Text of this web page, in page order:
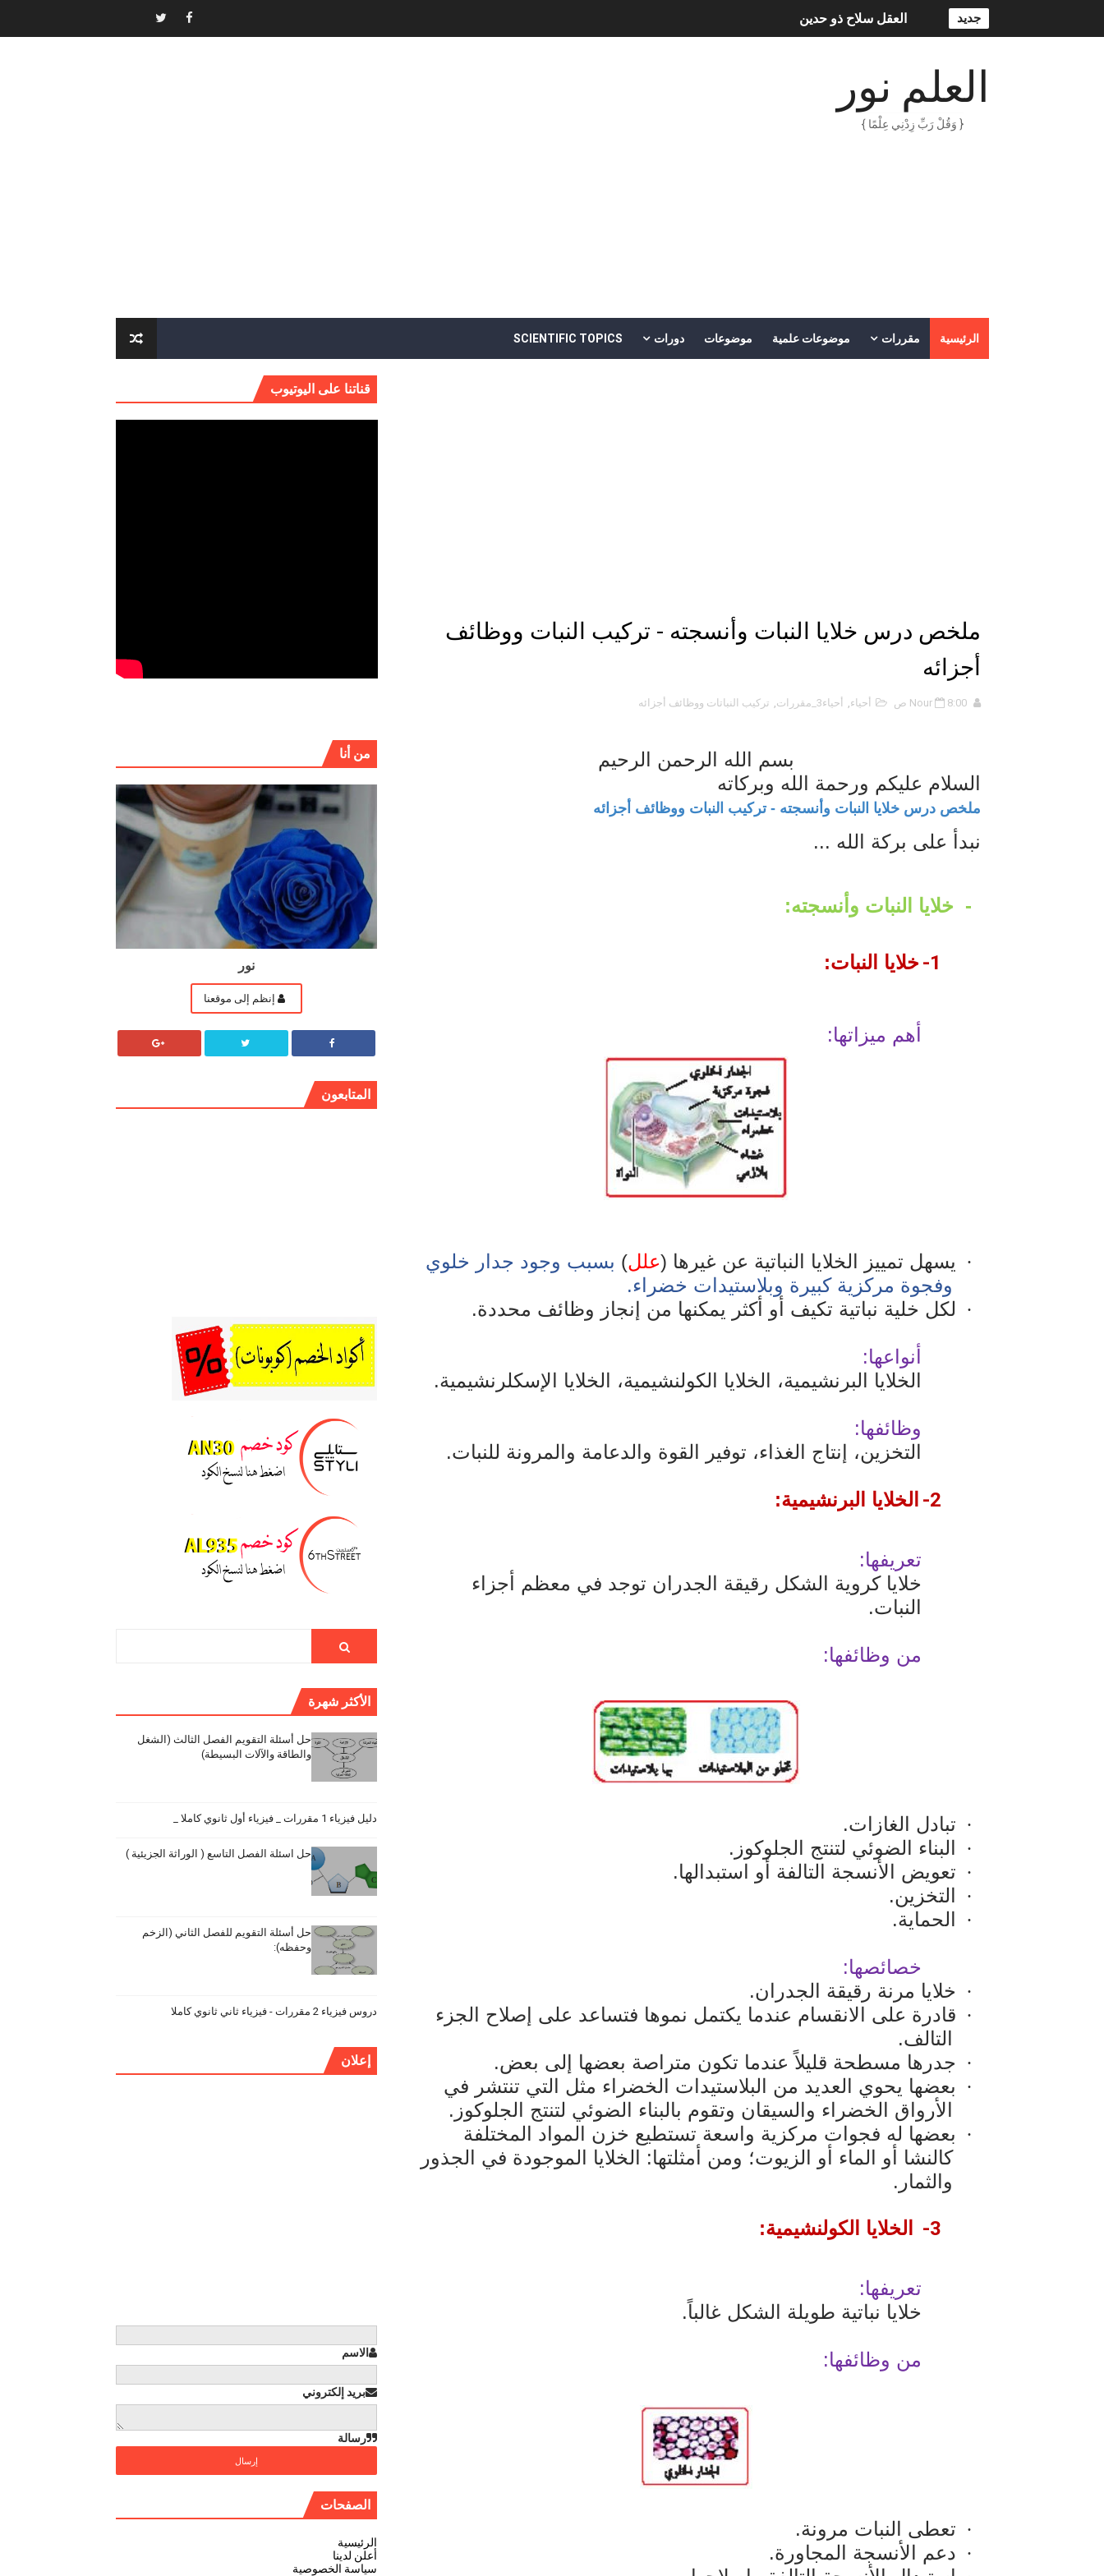
جديد العقل سلاح ذو حدين
الذكاء المالي
الانحراف المعياري وكيفية حسابه
اختبار مقنن 5 – المول
حل أسئلة الفصل الخامس – المول
الذكاء الاصطناعي: الثورة التكنولوجية الحديثة
أمن المعلومات بلغة ميسرة – د. خالد بن سليمان الغثبر و د.مهندس / محمد بن عبد الله القحطاني
الكتابة الإبداعية
العلم نور
{ وَقُلْ رَبِّ زِدْنِي عِلْمًا }
الرئيسية مقررات موضوعات علمية موضوعات دورات SCIENTIFIC TOPICS
ملخص درس خلايا النبات وأنسجته - تركيب النبات ووظائف
أجزائه
Nour 8:00 ص أحياء, أحياء3_مقررات , تركيب النباتات ووظائف أجزائه
بسم الله الرحمن الرحيم
السلام عليكم ورحمة الله وبركاته
ملخص درس خلايا النبات وأنسجته - تركيب النبات ووظائف أجزائه
نبدأ على بركة الله ...
- خلايا النبات وأنسجته:
1- خلايا النبات:
أهم ميزاتها:
· يسهل تمييز الخلايا النباتية عن غيرها (علل) بسبب وجود جدار خلوي
وفجوة مركزية كبيرة وبلاستيدات خضراء.
· لكل خلية نباتية تكيف أو أكثر يمكنها من إنجاز وظائف محددة.
أنواعها:
الخلايا البرنشيمية، الخلايا الكولنشيمية، الخلايا الإسكلرنشيمية.
وظائفها:
التخزين، إنتاج الغذاء، توفير القوة والدعامة والمرونة للنبات.
2- الخلايا البرنشيمية:
تعريفها:
خلايا كروية الشكل رقيقة الجدران توجد في معظم أجزاء
النبات.
من وظائفها:
· تبادل الغازات.
· البناء الضوئي لتنتج الجلوكوز.
· تعويض الأنسجة التالفة أو استبدالها.
· التخزين.
· الحماية.
خصائصها:
· خلايا مرنة رقيقة الجدران.
· قادرة على الانقسام عندما يكتمل نموها فتساعد على إصلاح الجزء
التالف.
· جدرها مسطحة قليلاً عندما تكون متراصة بعضها إلى بعض.
·
بعضها يحوي العديد من البلاستيدات الخضراء مثل التي تنتشر في
الأرواق الخضراء والسيقان وتقوم بالبناء الضوئي لتنتج الجلوكوز.
·
بعضها له فجوات مركزية واسعة تستطيع خزن المواد المختلفة
كالنشا أو الماء أو الزيوت؛ ومن أمثلتها: الخلايا الموجودة في الجذور
والثمار.
3- الخلايا الكولنشيمية:
تعريفها:
خلايا نباتية طويلة الشكل غالباً.
من وظائفها:
· تعطى النبات مرونة.
· دعم الأنسجة المجاورة.
قناتنا على اليوتيوب
من أنا
نور
إنظم إلى موقعنا
المتابعون
الأكثر شهرة
حل أسئلة التقويم الفصل الثالث (الشغل
والطاقة والآلات البسيطة)
دليل فيزياء 1 مقررات _ فيزياء أول ثانوي كاملا _
حل اسئلة الفصل التاسع ( الوراثة الجزيئية )
حل أسئلة التقويم للفصل الثاني (الزخم
وحفظه):
دروس فيزياء 2 مقررات - فيزياء ثاني ثانوي كاملا
إعلان
الاسم
بريد إلكتروني
رسالة
الصفحات
الرئيسية
أعلن لدينا
سياسة الخصوصية